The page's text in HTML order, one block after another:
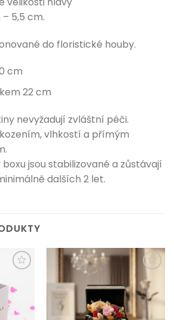
5,5 cm.
do floristické houby.
cm
22 cm
nevyžadují zvláštní péči.
vlhkostí a přímým
jsou stabilizované a zůstávají
dalších 2 let.
Přidat do
schránky